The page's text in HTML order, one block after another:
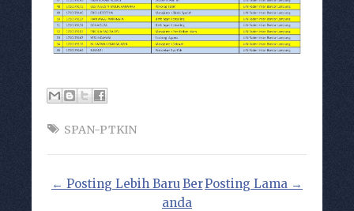
SPAN-PTKIN
← Posting Lebih Baru Posting Lama →
Ber
anda